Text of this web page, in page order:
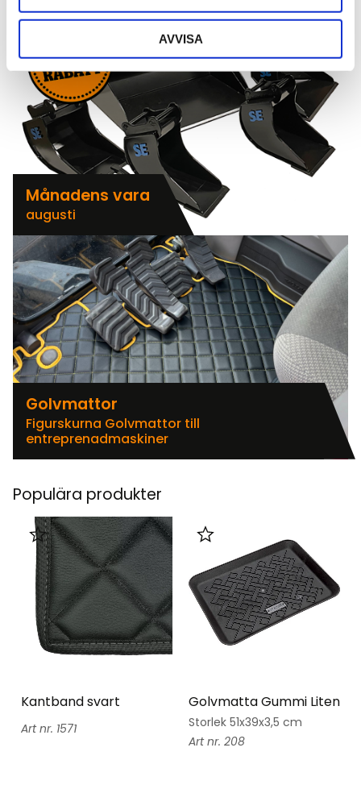
AVVISA
Månadens vara
augusti
Golvmattor
Figurskurna Golvmattor till
entreprenadmaskiner
Populära produkter
Kantband svart
1571
Lägg till i favoriter
Golvmatta Gummi Liten
Storlek 51x39x3,5 cm
208
Lägg till i favoriter